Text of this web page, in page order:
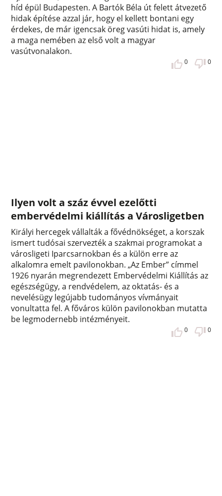
híd épül Budapesten. A Bartók Béla út felett átvezető
hidak építése azzal jár, hogy el kellett bontani egy
érdekes, de már igencsak öreg vasúti hidat is, amely
a maga nemében az első volt a magyar
vasútvonalakon.
0 0
Ilyen volt a száz évvel ezelőtti
embervédelmi kiállítás a Városligetben
Királyi hercegek vállalták a fővédnökséget, a korszak
ismert tudósai szervezték a szakmai programokat a
városligeti Iparcsarnokban és a külön erre az
alkalomra emelt pavilonokban. „Az Ember” címmel
1926 nyarán megrendezett Embervédelmi Kiállítás az
egészségügy, a rendvédelem, az oktatás- és a
nevelésügy legújabb tudományos vívmányait
vonultatta fel. A főváros külön pavilonokban mutatta
be legmodernebb intézményeit.
0 0